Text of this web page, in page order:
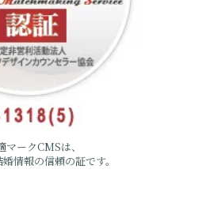
マークCMSは、
情報の信頼の証です。